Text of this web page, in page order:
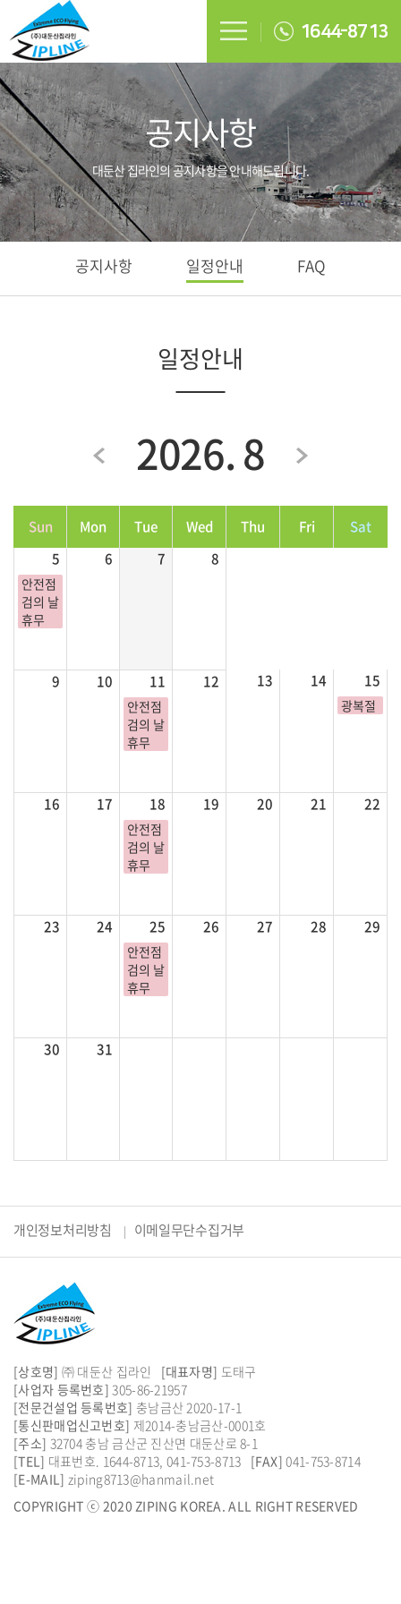
1644-8713
공지사항
대둔산 집라인의 공지사항을 안내해드립니다.
공지사항 일정안내 FAQ
일정안내
2026. 8
Sun Mon Tue Wed Thu Fri
Sat
5
안전점
검의 날
휴무
6 7 8
9 10 11
안전점
검의 날
휴무
12 13 14 15
광복절
16 17 18
안전점
검의 날
휴무
19 20 21 22
23 24 25
안전점
검의 날
휴무
26 27 28 29
30 31
개인정보처리방침 이메일무단수집거부
[상호명] ㈜ 대둔산 집라인 [대표자명] 도태구
[사업자 등록번호] 305-86-21957
[전문건설업 등록번호] 충남금산 2020-17-1
[통신판매업신고번호] 제2014-충남금산-0001호
[주소] 32704 충남 금산군 진산면 대둔산로 8-1
[TEL] 대표번호. 1644-8713, 041-753-8713 [FAX] 041-753-8714
[E-MAIL] ziping8713@hanmail.net
COPYRIGHT ⓒ 2020 ZIPING KOREA. ALL RIGHT RESERVED